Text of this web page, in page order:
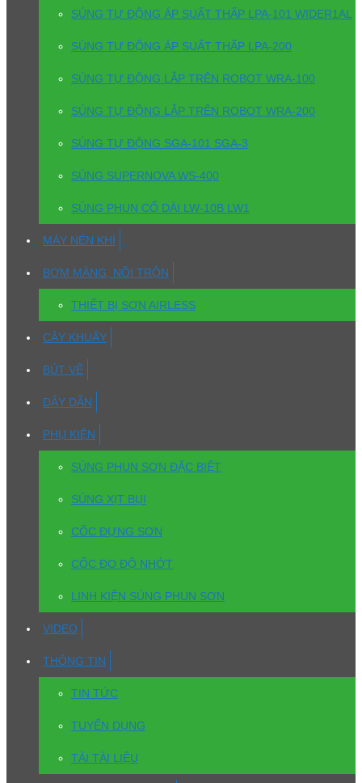
SÚNG TỰ ĐỘNG ÁP SUẤT THẤP LPA-101 WIDER1AL
SÚNG TỰ ĐỘNG ÁP SUẤT THẤP LPA-200
SÚNG TỰ ĐỘNG LẮP TRÊN ROBOT WRA-100
SÚNG TỰ ĐỘNG LẮP TRÊN ROBOT WRA-200
SÚNG TỰ ĐỘNG SGA-101 SGA-3
SÚNG SUPERNOVA WS-400
SÚNG PHUN CỔ DÀI LW-10B LW1
MÁY NÉN KHÍ
BƠM MÀNG, NỒI TRỘN
THIẾT BỊ SƠN AIRLESS
CÂY KHUẤY
BÚT VẼ
DÂY DẪN
PHỤ KIỆN
SÚNG PHUN SƠN ĐẶC BIỆT
SÚNG XỊT BỤI
CỐC ĐỰNG SƠN
CỐC ĐO ĐỘ NHỚT
LINH KIỆN SÚNG PHUN SƠN
VIDEO
THÔNG TIN
TIN TỨC
TUYỂN DỤNG
TẢI TÀI LIỆU